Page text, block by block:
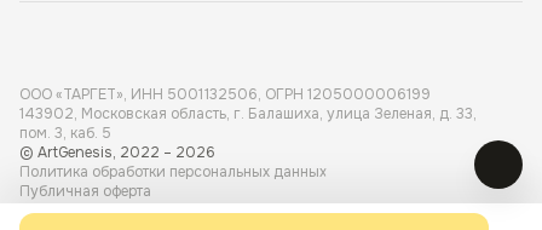
ООО «ТАРГЕТ», ИНН 5001 132506, ОГРН 1205000006199
143902, Московская область, г. Балашиха, улица Зеленая, д. 33,
пом. 3, каб. 5
© ArtGenesis, 2022 – 2026
Политика обработки персональных данных
Публичная оферта
Карта сайта